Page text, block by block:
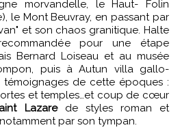
morvandelle, le Haut- Folin
le Mont Beuvray, en passant par
et son chaos granitique. Halte
pour une étape
Bernard Loiseau et au musée
puis à Autun villa gallo-
témoignages de cette époques :
et temples…et coup de cœur
Lazarede styles roman et
par son tympan.